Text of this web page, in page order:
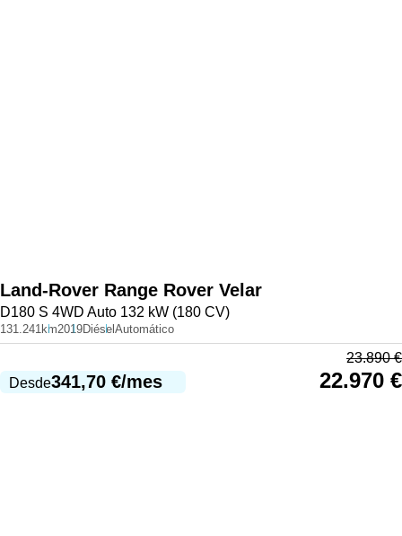
Land-Rover Range Rover Velar
D180 S 4WD Auto 132 kW (180 CV)
131.241km2019Diésel Automático
Desde341,70 €/mes
23.890€
22.970 €